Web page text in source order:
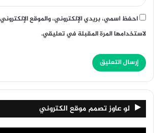
احفظ اسمي، بريدي الإلكتروني، والموقع
لاستخدامها المرة المقبلة في تعليقي.
لو عاوز تصمم موقع الكتروني